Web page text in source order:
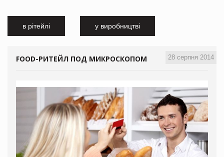
в рітейлі у виробництві
28 серпня 2014
FOOD-РИТЕЙЛ ПОД МИКРОСКОПОМ